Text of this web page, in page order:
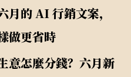
月的 AI 行銷文案，
做更省時
意怎麼分錢？六月新